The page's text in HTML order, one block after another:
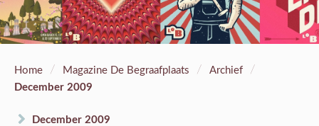
Home / Magazine De Begraafplaats / Archief /
December 2009
December 2009